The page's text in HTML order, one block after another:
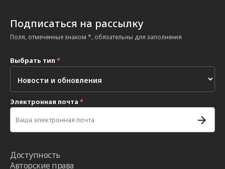
Подписаться на рассылку
Поля, отмеченные знаком *, обязательны для заполнения
Выбрать тип *
Электронная почта *
Доступность
Авторские права